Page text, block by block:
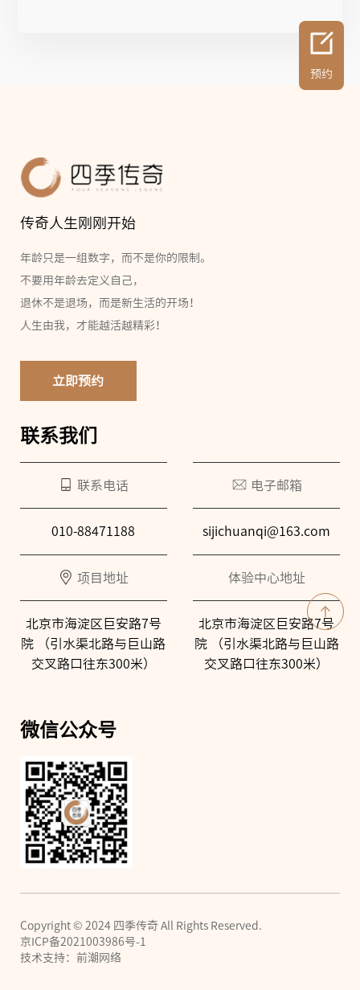
传奇人生刚刚开始
年龄只是一组数字，而不是你的限制。
不要用年龄去定义自己，
退休不是退场，而是新生活的开场！
人生由我，才能越活越精彩！
立即预约
联系我们
联系电话
010-88471188
电子邮箱
sijichuanqi@163.com
项目地址
北京市海淀区巨安路7号
院 （引水渠北路与巨山路
交叉路口往东300米）
体验中心地址
北京市海淀区巨安路7号
院 （引水渠北路与巨山路
交叉路口往东300米）
微信公众号
Copyright © 2024 四季传奇 All Rights Reserved.
京ICP备2021003986号-1
技术支持：前潮网络
预约